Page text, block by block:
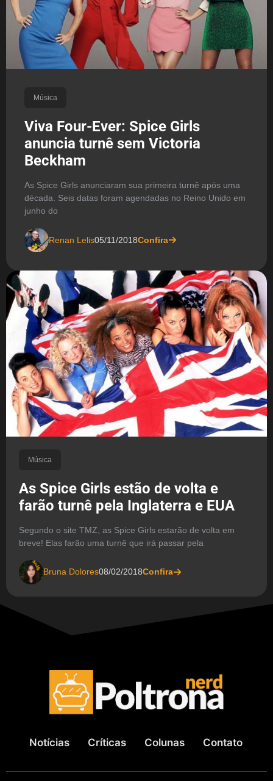
Música
Viva Four-Ever: Spice Girls
anuncia turnê sem Victoria
Beckham
As Spice Girls anunciaram sua primeira turnê após uma
década. Seis datas foram agendadas no Reino Unido em
junho do
Renan Lelis05/11/2018Confira
Música
As Spice Girls estão de volta e
farão turnê pela Inglaterra e EUA
Segundo o site TMZ, as Spice Girls estarão de volta em
breve! Elas farão uma turnê que irá passar pela
Bruna Dolores08/02/2018Confira
Notícias Críticas Colunas Contato